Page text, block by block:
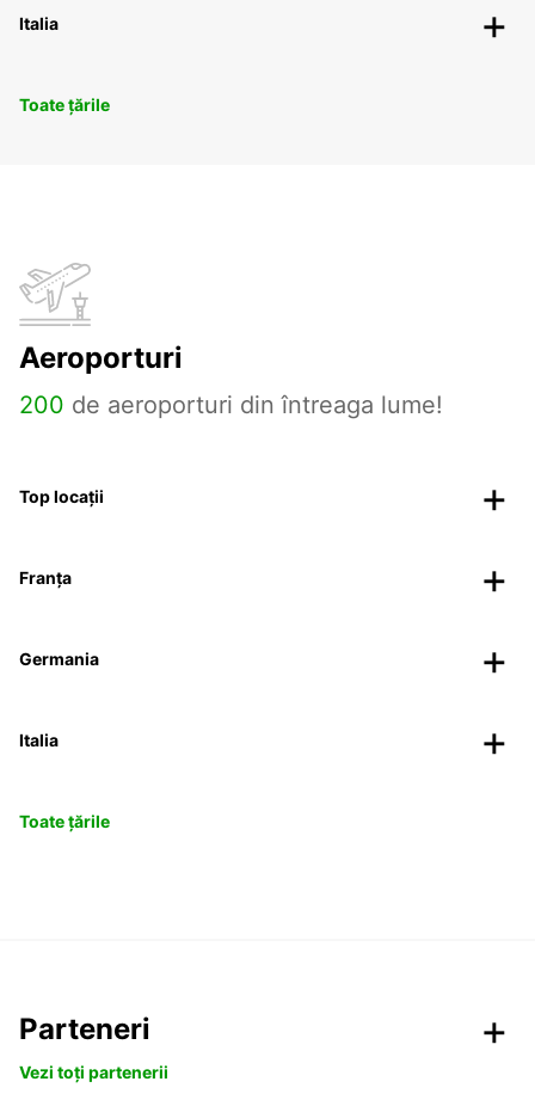
Italia
Toate țările
Aeroporturi
200 de aeroporturi din întreaga lume!
Top locații
Franța
Germania
Italia
Toate țările
Parteneri
Vezi toți partenerii